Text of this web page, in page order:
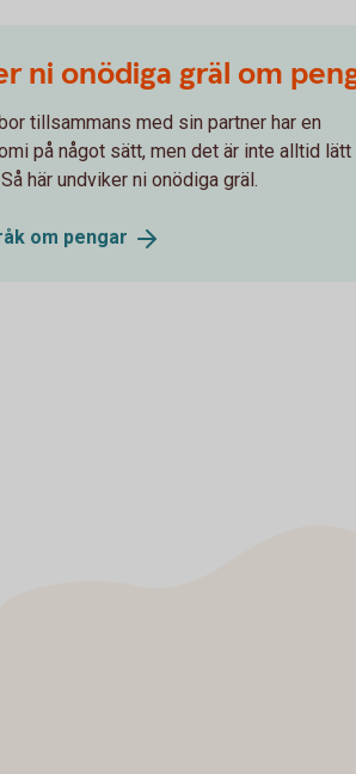
ni onödiga gräl om
tillsammans med sin partner har en
på något sätt, men det är inte alltid lätt
här undviker ni onödiga gräl.
om pengar